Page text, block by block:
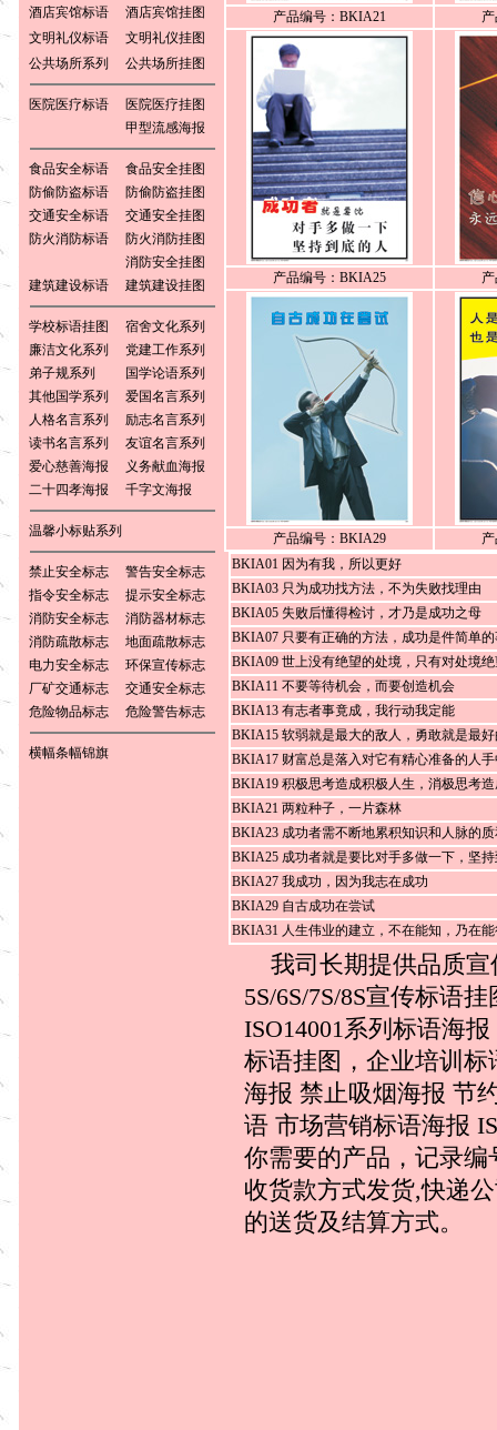
酒店宾馆标语
酒店宾馆挂图
文明礼仪标语
文明礼仪挂图
公共场所系列
公共场所挂图
医院医疗标语
医院医疗挂图
甲型流感海报
食品安全标语
食品安全挂图
防偷防盗标语
防偷防盗挂图
交通安全标语
交通安全挂图
防火消防标语
防火消防挂图
消防安全挂图
建筑建设标语
建筑建设挂图
学校标语挂图
宿舍文化系列
廉洁文化系列
党建工作系列
弟子规系列
国学论语系列
其他国学系列
爱国名言系列
人格名言系列
励志名言系列
读书名言系列
友谊名言系列
爱心慈善海报
义务献血海报
二十四孝海报
千字文海报
温馨小标贴系列
禁止安全标志
警告安全标志
指令安全标志
提示安全标志
消防安全标志
消防器材标志
消防疏散标志
地面疏散标志
电力安全标志
环保宣传标志
厂矿交通标志
交通安全标志
危险物品标志
危险警告标志
横幅条幅锦旗
产品编号：BKIA21
产品编号：BKIA25
产品编号：BKIA29
BKIA01 因为有我，所以更好
BKIA03 只为成功找方法，不为失败找理由
BKIA05 失败后懂得检讨，才乃是成功之母
BKIA07 只要有正确的方法，成功是件简单
BKIA09 世上没有绝望的处境，只有对处境
BKIA11 不要等待机会，而要创造机会
BKIA13 有志者事竟成，我行动我定能
BKIA15 软弱就是最大的敌人，勇敢就是最
BKIA17 财富总是落入对它有精心准备的人
BKIA19 积极思考造成积极人生，消极思考
BKIA21 两粒种子，一片森林
BKIA23 成功者需不断地累积知识和人脉的
BKIA25 成功者就是要比对手多做一下，坚
BKIA27 我成功，因为我志在成功
BKIA29 自古成功在尝试
BKIA31 人生伟业的建立，不在能知，乃在
我司长期提供品质宣
5S/6S/7S/8S宣传标语
ISO14001系列标语海
标语挂图，企业培训
海报 禁止吸烟海报 节
语 市场营销标语海报
你需要的产品，记录
收货款方式发货,快递
的送货及结算方式。